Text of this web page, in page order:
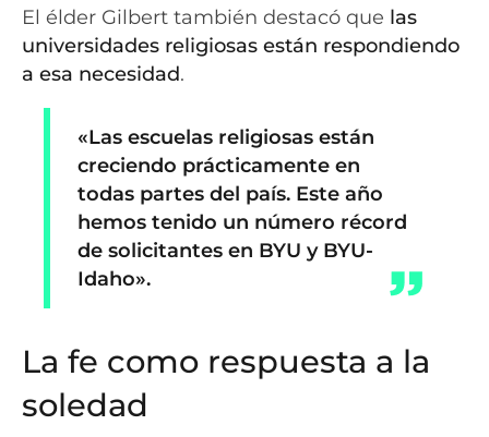
El élder Gilbert también destacó que las
universidades religiosas están respondiendo
a esa necesidad.
«Las escuelas religiosas están
creciendo prácticamente en
todas partes del país. Este año
hemos tenido un número récord
de solicitantes en BYU y BYU-
Idaho».
La fe como respuesta a la
soledad